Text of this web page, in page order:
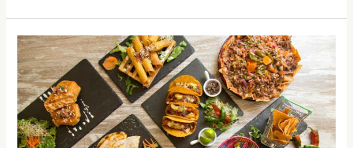
So
bringst
du
Urlaubsfeeling
in
deine
Küche